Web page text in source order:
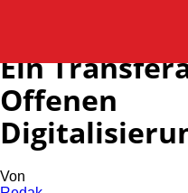
Ein
Offenen
Von